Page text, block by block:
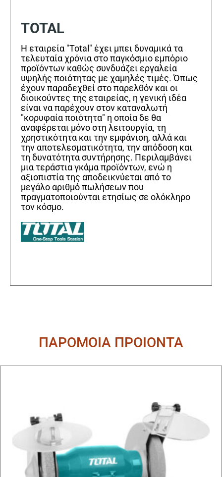
TOTAL
Η εταιρεία "Total" έχει μπει δυναμικά τα
τελευταία χρόνια στο παγκόσμιο εμπόριο
προϊόντων καθώς συνδυάζει εργαλεία
υψηλής ποιότητας με χαμηλές τιμές. Όπως
έχουν παραδεχθεί στο παρελθόν και οι
διοικούντες της εταιρείας, η γενική ιδέα
είναι να παρέχουν στον καταναλωτή
"κορυφαία ποιότητα" η οποία δε θα
αναφέρεται μόνο στη λειτουργία, τη
χρηστικότητα και την εμφάνιση, αλλά και
την αποτελεσματικότητα, την απόδοση και
τη δυνατότητα συντήρησης. Περιλαμβάνει
μια τεράστια γκάμα προϊόντων, ενώ η
αξιοπιστία της αποδεικνύεται από το
μεγάλο αριθμό πωλήσεων που
πραγματοποιούνται ετησίως σε ολόκληρο
τον κόσμο.
ΠΑΡΟΜΟΙΑ ΠΡΟΙΟΝΤΑ